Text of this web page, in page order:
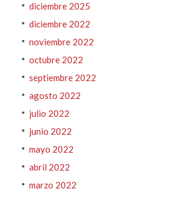
diciembre 2025
diciembre 2022
noviembre 2022
octubre 2022
septiembre 2022
agosto 2022
julio 2022
junio 2022
mayo 2022
abril 2022
marzo 2022